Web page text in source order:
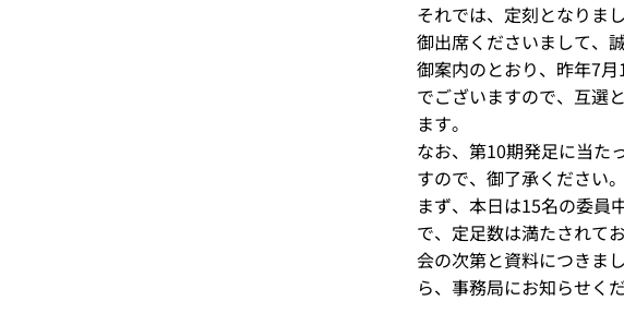
それでは、定刻となりま
御出席くださいまして、
御案内のとおり、昨年7
でございますので、互選
ます。
なお、第10期発足に当た
すので、御了承ください。
まず、本日は15名の委員
で、定足数は満たされて
会の次第と資料につきま
ら、事務局にお知らせく